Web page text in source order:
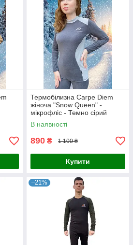
Термобілизна Carpe Diem
жіноча "Snow Queen" -
мікрофліс - Темно сірий
В наявності
890 ₴ 1 100 ₴
Купити
–21%